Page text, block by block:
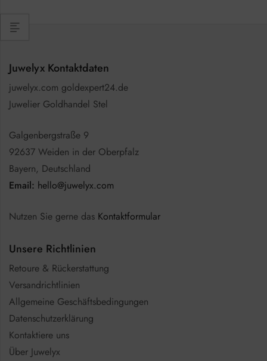
Juwelyx Kontaktdaten
juwelyx.com goldexpert24.de
Juwelier Goldhandel Stel
Galgenbergstraße 9
92637 Weiden in der Oberpfalz
Bayern, Deutschland
Email: hello@juwelyx.com
Nutzen Sie gerne das Kontaktformular
Unsere Richtlinien
Retoure & Rückerstattung
Versandrichtlinien
Allgemeine Geschäftsbedingungen
Datenschutzerklärung
Kontaktiere uns
Über Juwelyx